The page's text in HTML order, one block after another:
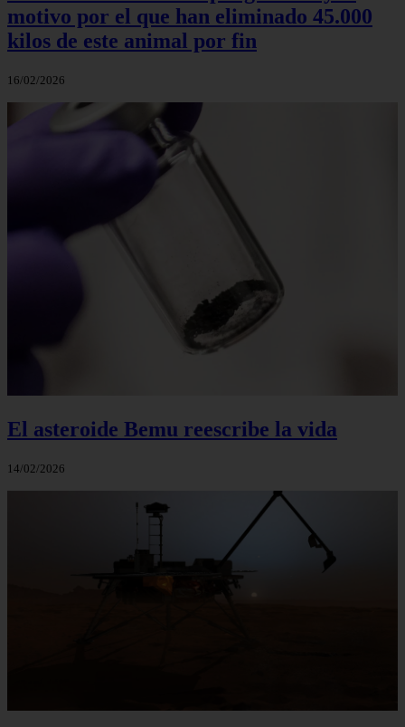
motivo por el que han eliminado 45.000
kilos de este animal por fin
16/02/2026
El asteroide Bemu reescribe la vida
14/02/2026